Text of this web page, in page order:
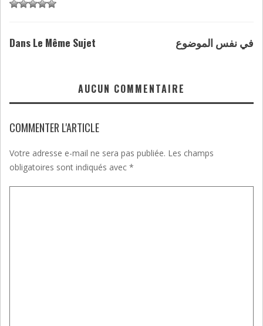
Dans Le Même Sujet في نفس الموضوع
AUCUN COMMENTAIRE
COMMENTER L'ARTICLE
Votre adresse e-mail ne sera pas publiée. Les champs
obligatoires sont indiqués avec *